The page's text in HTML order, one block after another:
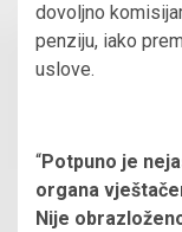
dovoljno
penziju, iako
uslove.
“Potpuno je
organa
Nije